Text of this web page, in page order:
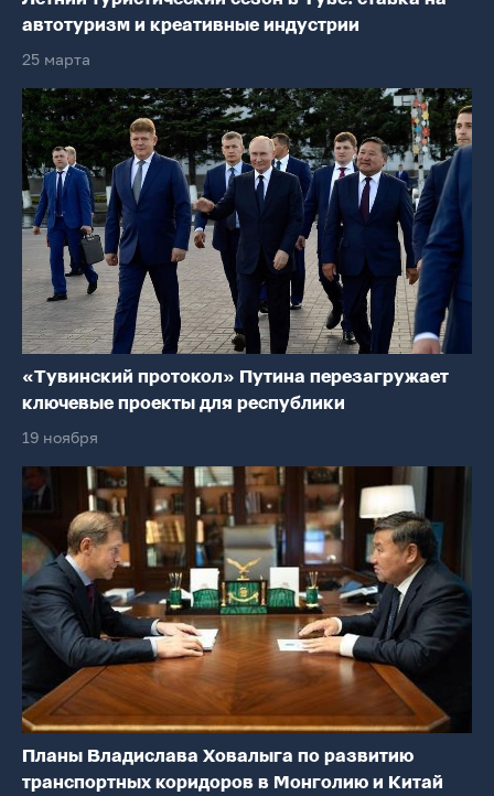
автотуризм и креативные индустрии
25 марта
«Тувинский протокол» Путина перезагружает
ключевые проекты для республики
19 ноября
Планы Владислава Ховалыга по развитию
транспортных коридоров в Монголию и Китай